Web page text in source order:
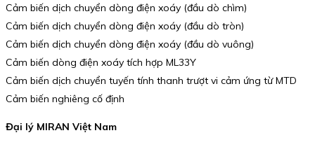
Cảm biến dịch chuyển dòng điện xoáy (đầu dò chìm)
Cảm biến dịch chuyển dòng điện xoáy (đầu dò tròn)
Cảm biến dịch chuyển dòng điện xoáy (đầu dò vuông)
Cảm biến dòng điện xoáy tích hợp ML33Y
Cảm biến dịch chuyển tuyến tính thanh trượt vi cảm ứng từ MTD
Cảm biến nghiêng cố định
Đại lý MIRAN Việt Nam